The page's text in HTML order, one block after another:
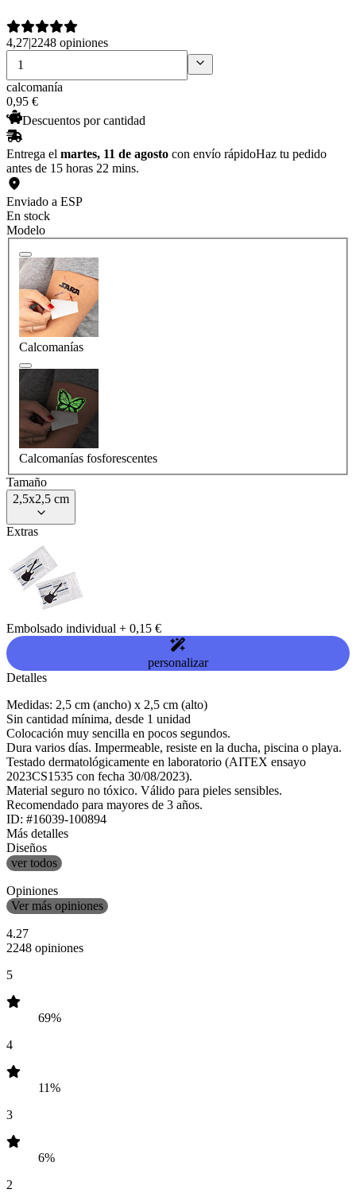
4,27|2248 opiniones
calcomanía
0,95 €
Descuentos por cantidad
Entrega el martes, 11 de agosto con envío rápidoHaz tu pedido
antes de 15 horas 22 mins.
Enviado a ESP
En stock
Modelo
Calcomanías
Calcomanías fosforescentes
Tamaño
2,5x2,5 cm
Extras
Embolsado individual + 0,15 €
personalizar
Detalles
Medidas: 2,5 cm (ancho) x 2,5 cm (alto)
Sin cantidad mínima, desde 1 unidad
Colocación muy sencilla en pocos segundos.
Dura varios días. Impermeable, resiste en la ducha, piscina o playa.
Testado dermatológicamente en laboratorio (AITEX ensayo
2023CS1535 con fecha 30/08/2023).
Material seguro no tóxico. Válido para pieles sensibles.
Recomendado para mayores de 3 años.
ID: #16039-100894
Más detalles
Diseños
ver todos
Opiniones
Ver más opiniones
4.27
2248 opiniones
5
69%
4
11%
3
6%
2